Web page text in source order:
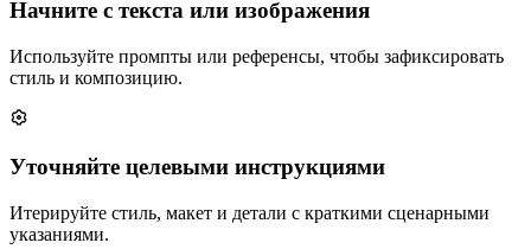
Начните с текста или изображения
Используйте промпты или референсы, чтобы зафиксировать
стиль и композицию.
Уточняйте целевыми инструкциями
Итерируйте стиль, макет и детали с краткими сценарными
указаниями.